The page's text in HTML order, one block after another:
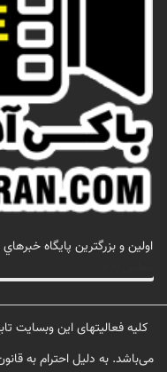
اولين و بزرگترين پايگاه
کلیه فعالیتهای این وبسایت
می‌باشد. به دلیل احترام به